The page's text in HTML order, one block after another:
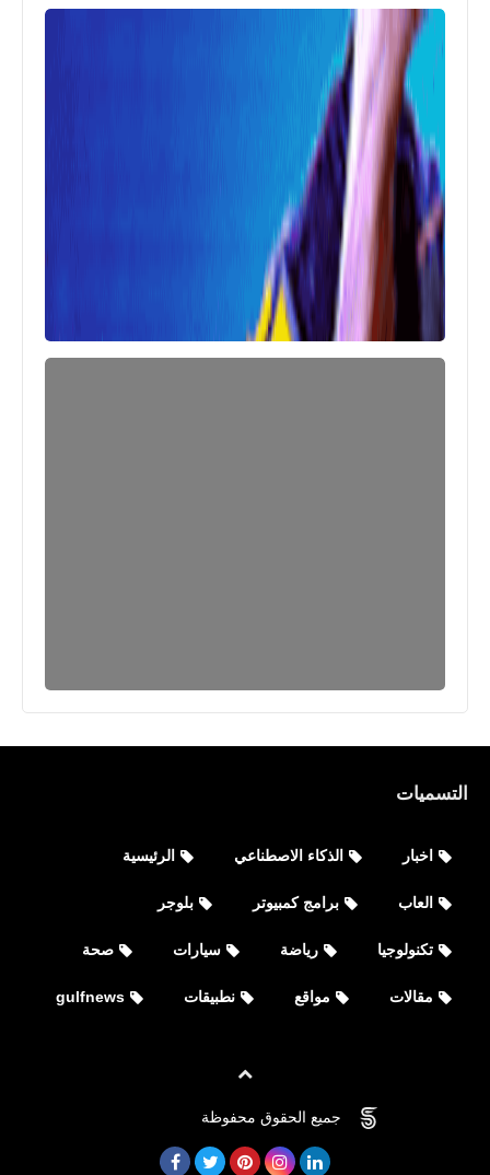
أفضل برنامج مونتاج تصميم فيديوهات و
تعديل الفيديوهات للأيفون والأندرويد
للأجهزة الضعيفة
التسميات
اخبار الذكاء الاصطناعي الرئيسية
العاب برامج كمبيوتر بلوجر
تكنولوجيا رياضة سيارات صحة
مقالات مواقع نطبيقات gulfnews
جميع الحقوق محفوظة